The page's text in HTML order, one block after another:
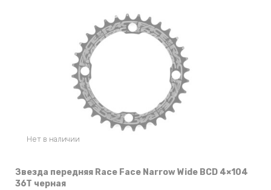
Нет в наличии
Звезда передняя Race Face Narrow Wide BCD 4×104
36T черная